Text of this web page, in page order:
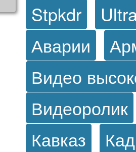
Stpkdr
Аварии
Видео
Видеоролик
Кавказ